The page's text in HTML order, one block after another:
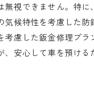
視できません。特に
候特性を考慮した
慮した鈑金修理プラ
安心して車を預ける